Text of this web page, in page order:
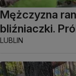
Mężczyzna
bliźniaczki.
LUBLIN